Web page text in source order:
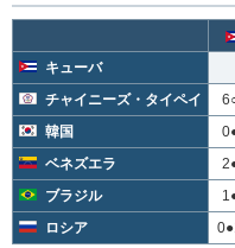
キューバ
チャイニーズ・タイペイ
韓国
ベネズエラ
ブラジル
ロシア